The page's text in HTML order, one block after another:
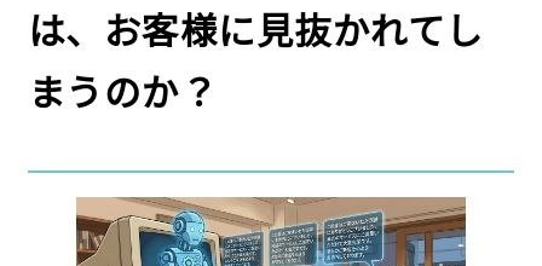
は、お客様に見抜かれてし
まうのか？